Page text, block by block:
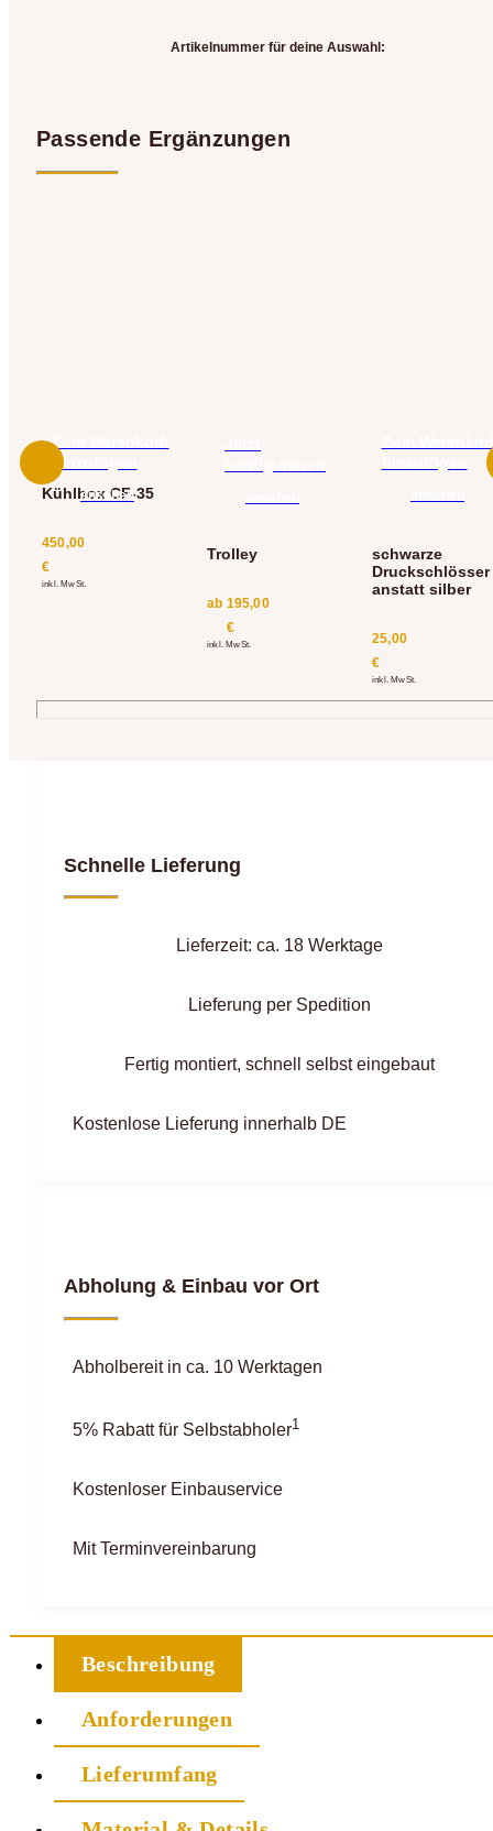
Artikelnummer für deine Auswahl:
Passende Ergänzungen
Zum Warenkorb
hinzufügen
ansehen
Kühlbox CF-35
450,00
€
inkl. MwSt.
Trolley
ab 195,00
€
inkl. MwSt.
schwarze
Druckschlösser
anstatt silber
25,00
€
inkl. MwSt.
Schnelle Lieferung
Lieferzeit: ca. 18 Werktage
Lieferung per Spedition
Fertig montiert, schnell selbst eingebaut
Kostenlose Lieferung innerhalb DE
Abholung & Einbau vor Ort
Abholbereit in ca. 10 Werktagen
5% Rabatt für Selbstabholer1
Kostenloser Einbauservice
Mit Terminvereinbarung
Beschreibung
Anforderungen
Lieferumfang